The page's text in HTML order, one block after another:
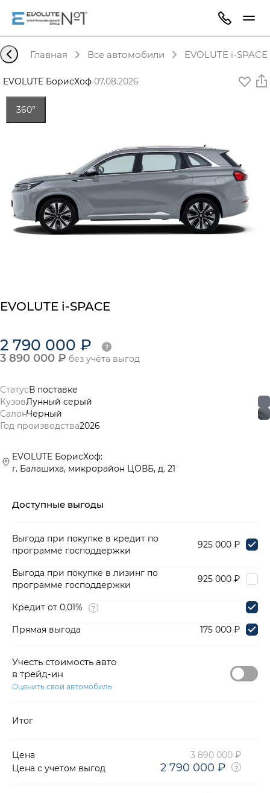
Главная Все автомобили EVOLUTE i-
EVOLUTE БорисХоф·07.08.2026
360°
EVOLUTE i-SPACE
2 790 000 ₽
3 890 000 ₽ без учёта выгод
СтатусВ поставке
КузовЛунный серый
СалонЧерный
Год производства2026
EVOLUTE БорисХоф:
г. Балашиха, микрорайон ЦОВБ, д. 21
Доступные выгоды
Выгода при покупке в кредит по
программе господдержки
925 000 ₽
Выгода при покупке в лизинг по
программе господдержки
925 000 ₽
Кредит от 0,01%
Прямая выгода
175 000 ₽
Учесть стоимость авто
в трейд-ин
Оценить свой автомобиль
Итог
Цена
3 890 000 ₽
Цена с учетом выгод
2 790 000 ₽